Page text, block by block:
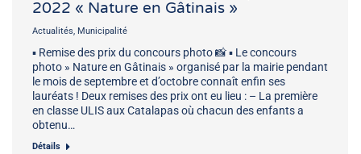
2022 « Nature en Gâtinais »
Actualités, Municipalité
▪️ Remise des prix du concours photo 📸 ▪️ Le concours
photo » Nature en Gâtinais » organisé par la mairie pendant
le mois de septembre et d’octobre connaît enfin ses
lauréats ! Deux remises des prix ont eu lieu : – La première
en classe ULIS aux Catalapas où chacun des enfants a
obtenu…
Détails